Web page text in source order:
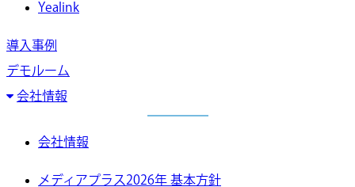
Yealink
導入事例
デモルーム
会社情報
会社情報
メディアプラス2026年 基本方針